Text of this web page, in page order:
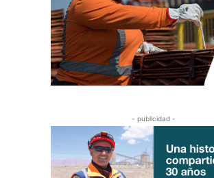
- publicidad -